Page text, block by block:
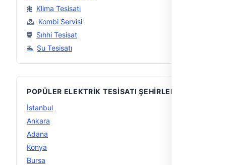
Klima Tesisatı
Kombi Servisi
Sıhhi Tesisat
Su Tesisatı
POPÜLER ELEKTRIK TESISATI ŞEHIRLERI
İstanbul
Ankara
Adana
Konya
Bursa